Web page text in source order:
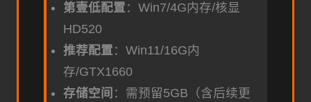
​第壹低配置​ ​：Win7/4G内存/核显
HD520
​推荐配置​ ​：Win11/16G内
存/GTX1660
​存储空间​ ​：需预留5GB（含后续更